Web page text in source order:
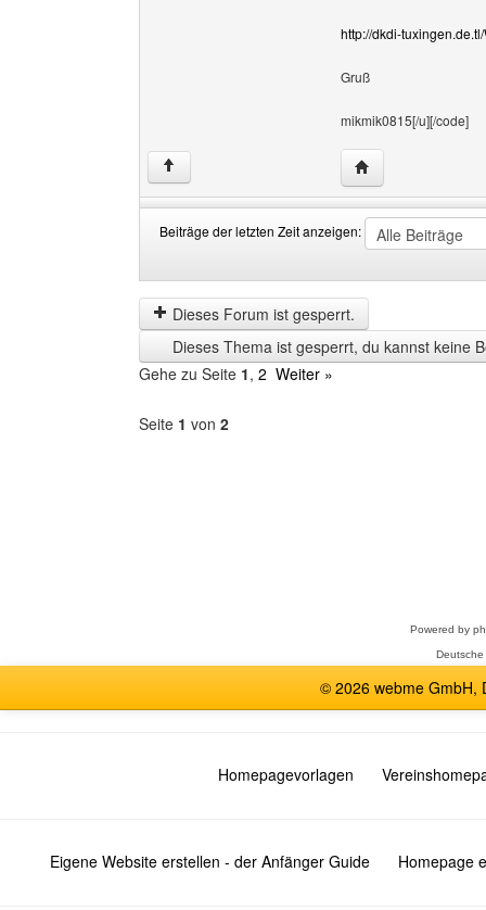
http://dkdi-
Gruß
mikmik0815[/u][/code]
↑ Website dieses
Beiträge der letzten Zeit anzeigen:
der
letzten
Zeit
anzeigen
by
Dieses Forum ist gesperrt.
Dieses Thema ist gesperrt, du kannst keine
Gehe zu Seite 1, 2 Weiter »
Seite 1 von 2
Powered by
© 2026 webme GmbH,
Homepagevorlagen
Eigene Website erstellen - der Anfänger Guide Homepage